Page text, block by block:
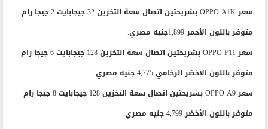
سعر OPPO A1K بشريحتين اتصال سعة التخزين 32 جيجابايت 2 جيجا رام
متوفر باللون الأحمر 1,899جنيه مصري.
سعر OPPO F11 بشريحتين اتصال سعة التخزين 128 جيجابايت 6 جيجا رام
متوفر باللون الأخضر الرخامي 4,775 جنيه مصري.
سعر OPPO A9 بشريحتين اتصال سعة التخزين 128 جيجابايت 8 جيجا رام
متوفر باللون الأخضر 4,799 جنيه مصري.